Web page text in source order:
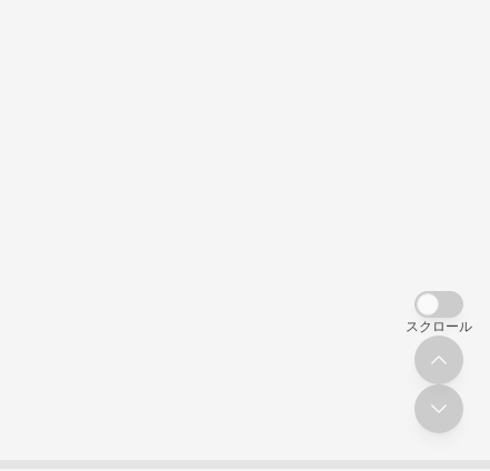
スクロール